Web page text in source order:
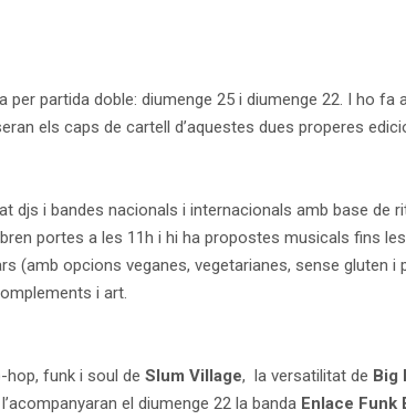
per partida doble: diumenge 25 i diumenge 22. I ho
els caps de cartell d’aquestes dues properes
i bandes nacionals i internacionals amb base de
portes a les 11h i hi ha propostes musicals fins
(amb opcions veganes, vegetarianes, sense gluten i
i art.
hop, funk i soul de Slum Village, la versatilitat de Big
l’acompanyaran el diumenge 22 la banda Enlace Funk